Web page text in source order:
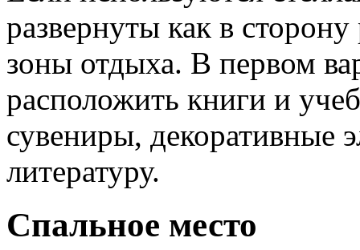
развернуты как в
зоны отдыха. В первом
расположить книги и
сувениры, декоративные
литературу.
Спальное место